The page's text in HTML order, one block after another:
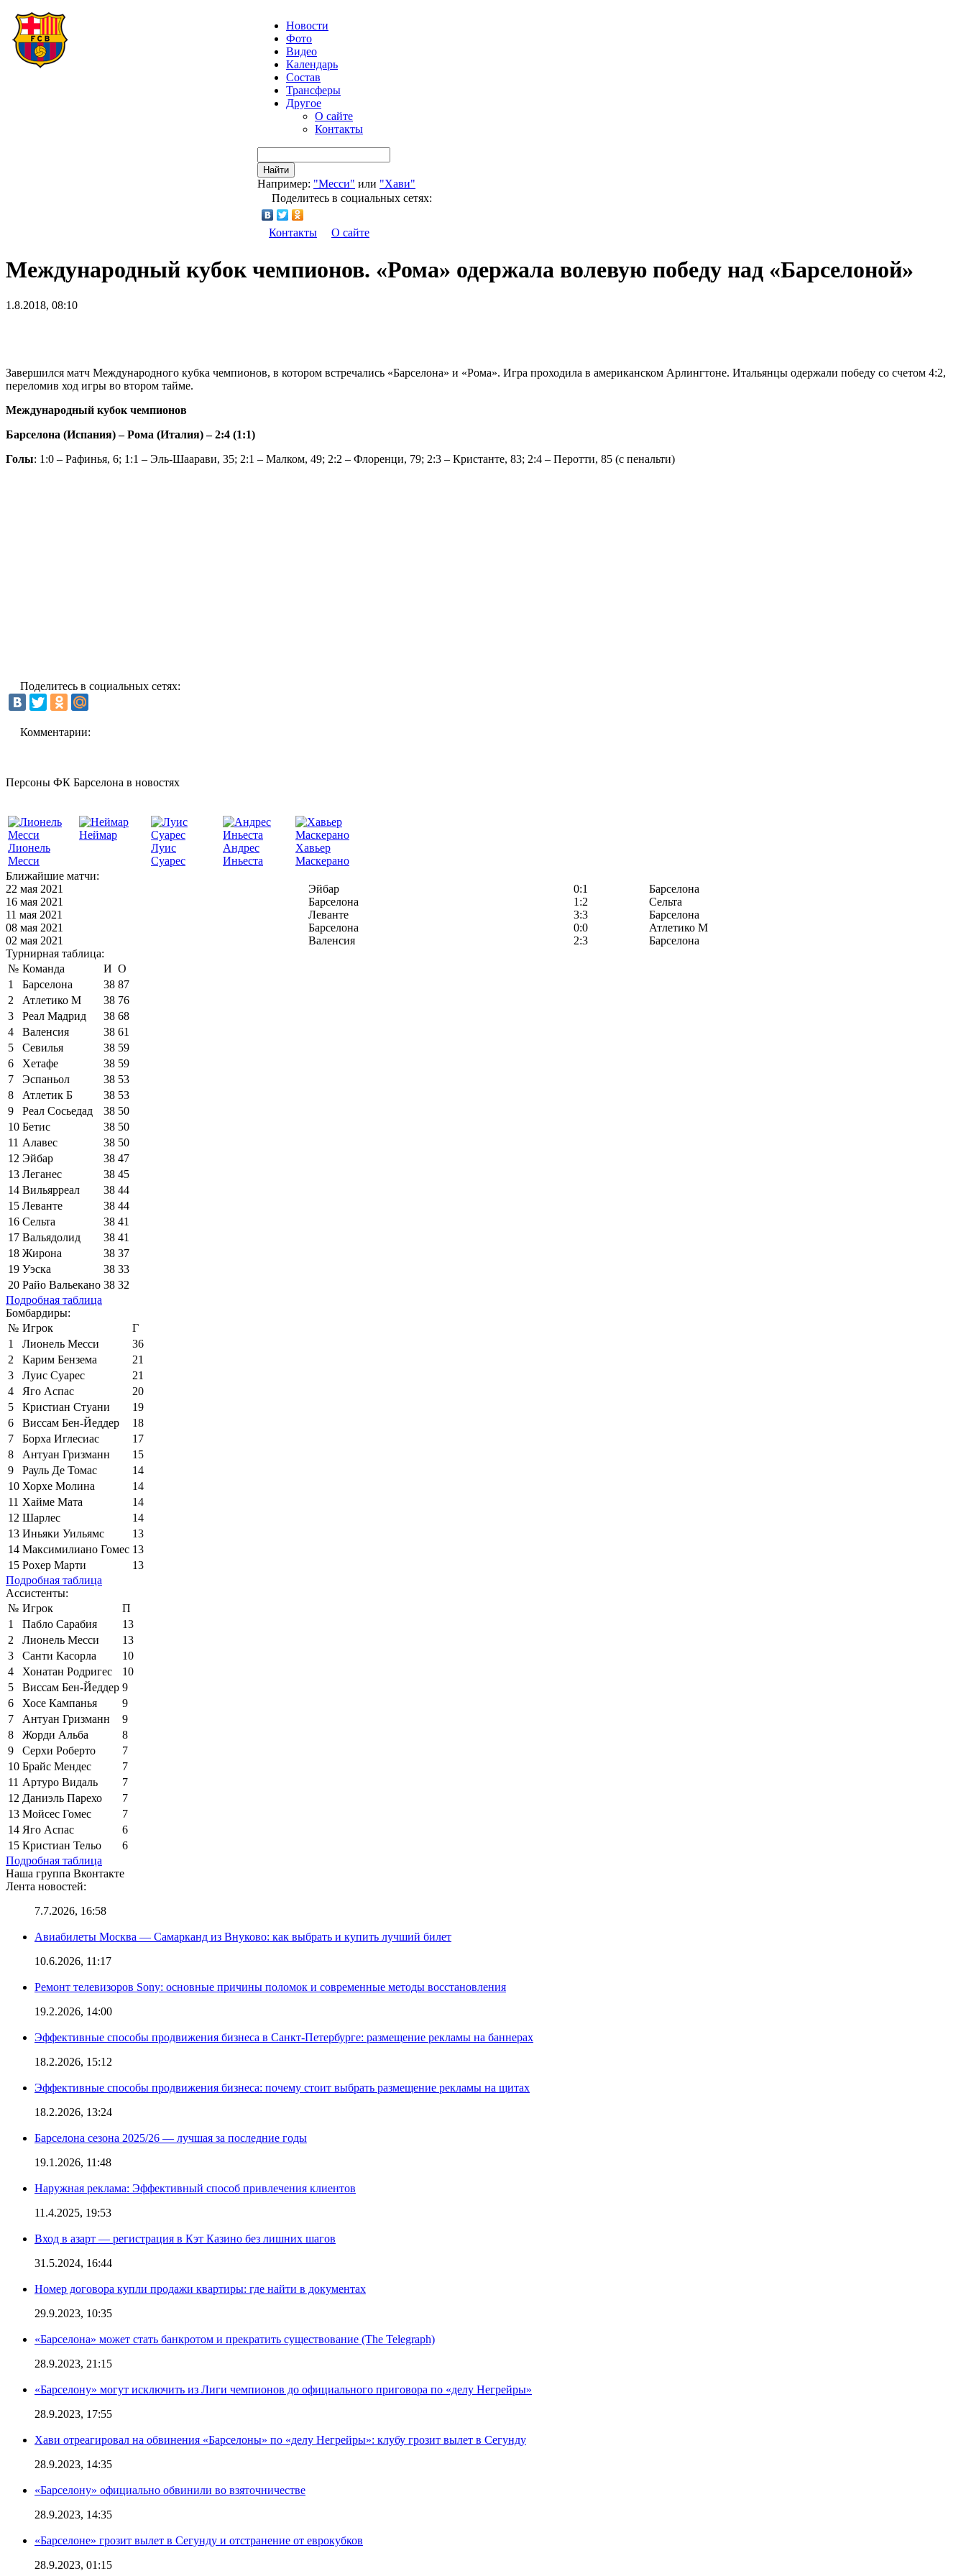
Новости
Фото
Видео
Календарь
Состав
Трансферы
Другое
О сайте
Контакты
Найти
Например: "Месси" или "Хави"
Поделитесь в социальных сетях:
Контакты О сайте
Международный кубок чемпионов. «Рома» одержала волевую победу над «Барселоной»
1.8.2018, 08:10
Завершился матч Международного кубка чемпионов, в котором встречались «Барселона» и «Рома». Игра проходила в американском Арлингтоне. Итальянцы одержали победу со счетом 4:2,
переломив ход игры во втором тайме.
Международный кубок чемпионов
Барселона (Испания) – Рома (Италия) – 2:4 (1:1)
Голы: 1:0 – Рафинья, 6; 1:1 – Эль-Шаарави, 35; 2:1 – Малком, 49; 2:2 – Флоренци, 79; 2:3 – Кристанте, 83; 2:4 – Перотти, 85 (с пенальти)
Поделитесь в социальных сетях:
Комментарии:
Персоны ФК Барселона в новостях
Лионель
Месси
Неймар
Луис
Суарес
Андрес
Иньеста
Хавьер
Маскерано
Ближайшие матчи:
22 мая 2021
Эйбар 0:1
Барселона
16 мая 2021
Барселона 1:2
Сельта
11 мая 2021
Леванте 3:3
Барселона
08 мая 2021
Барселона 0:0
Атлетико М
02 мая 2021
Валенсия 2:3
Барселона
Турнирная таблица:
№ Команда И О
1
Барселона 38 87
2
Атлетико М 38 76
3
Реал Мадрид 38 68
4
Валенсия 38 61
5
Севилья 38 59
6
Хетафе 38 59
7
Эспаньол 38 53
8
Атлетик Б 38 53
9
Реал Сосьедад 38 50
10 Бетис 38 50
11 Алавес 38 50
12 Эйбар 38 47
13 Леганес 38 45
14 Вильярреал 38 44
15 Леванте 38 44
16 Сельта 38 41
17 Вальядолид 38 41
18 Жирона 38 37
19 Уэска 38 33
20 Райо Вальекано 38 32
Подробная таблица
Бомбардиры:
№ Игрок
Г
1
Лионель Месси
36
2
Карим Бензема
21
3
Луис Суарес
21
4
Яго Аспас
20
5
Кристиан Стуани
19
6
Виссам Бен-Йеддер
18
7
Борха Иглесиас
17
8
Антуан Гризманн
15
9
Рауль Де Томас
14
10 Хорхе Молина
14
11 Хайме Мата
14
12 Шарлес
14
13 Иньяки Уильямс
13
14 Максимилиано Гомес 13
15 Рохер Марти
13
Подробная таблица
Ассистенты:
№ Игрок
П
1
Пабло Сарабия
13
2
Лионель Месси
13
3
Санти Касорла
10
4
Хонатан Родригес
10
5
Виссам Бен-Йеддер 9
6
Хосе Кампанья
9
7
Антуан Гризманн
9
8
Жорди Альба
8
9
Серхи Роберто
7
10 Брайс Мендес
7
11 Артуро Видаль
7
12 Даниэль Парехо
7
13 Мойсес Гомес
7
14 Яго Аспас
6
15 Кристиан Тельо
6
Подробная таблица
Наша группа Вконтакте
Лента новостей:
7.7.2026, 16:58
Авиабилеты Москва — Самарканд из Внуково: как выбрать и купить лучший билет
10.6.2026, 11:17
Ремонт телевизоров Sony: основные причины поломок и современные методы восстановления
19.2.2026, 14:00
Эффективные способы продвижения бизнеса в Санкт-Петербурге: размещение рекламы на баннерах
18.2.2026, 15:12
Эффективные способы продвижения бизнеса: почему стоит выбрать размещение рекламы на щитах
18.2.2026, 13:24
Барселона сезона 2025/26 — лучшая за последние годы
19.1.2026, 11:48
Наружная реклама: Эффективный способ привлечения клиентов
11.4.2025, 19:53
Вход в азарт — регистрация в Кэт Казино без лишних шагов
31.5.2024, 16:44
Номер договора купли продажи квартиры: где найти в документах
29.9.2023, 10:35
«Барселона» может стать банкротом и прекратить существование (The Telegraph)
28.9.2023, 21:15
«Барселону» могут исключить из Лиги чемпионов до официального приговора по «делу Негрейры»
28.9.2023, 17:55
Хави отреагировал на обвинения «Барселоны» по «делу Негрейры»: клубу грозит вылет в Сегунду
28.9.2023, 14:35
«Барселону» официально обвинили во взяточничестве
28.9.2023, 14:35
«Барселоне» грозит вылет в Сегунду и отстранение от еврокубков
28.9.2023, 01:15